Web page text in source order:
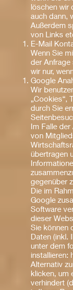
löschen wir
auch dann,
Außerdem
von Links
E-Mail
Wenn Sie
der Anfrage
wir nur,
Google
Wir
„Cookies“,
durch Sie
Im Falle
von
übertragen
gegenüber
Die im
Google
Software
dieser
Sie können
Daten (inkl.
unter dem
installieren:
Alternativ
klicken, um
verhindert